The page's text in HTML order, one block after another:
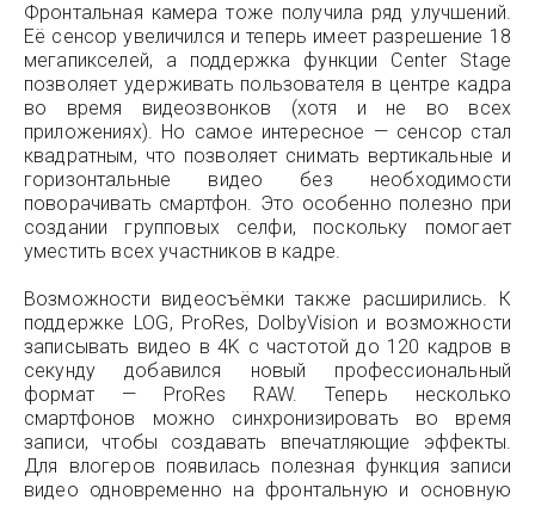
Фронтальная камера тоже получила ряд улучшений.
Её сенсор увеличился и теперь имеет разрешение 18
мегапикселей, а поддержка функции Center Stage
позволяет удерживать пользователя в центре кадра
во время видеозвонков (хотя и не во всех
приложениях). Но самое интересное — сенсор стал
квадратным, что позволяет снимать вертикальные и
горизонтальные видео без необходимости
поворачивать смартфон. Это особенно полезно при
создании групповых селфи, поскольку помогает
уместить всех участников в кадре.
Возможности видеосъёмки также расширились. К
поддержке LOG, ProRes, DolbyVision и возможности
записывать видео в 4K с частотой до 120 кадров в
секунду добавился новый профессиональный
формат — ProRes RAW. Теперь несколько
смартфонов можно синхронизировать во время
записи, чтобы создавать впечатляющие эффекты.
Для влогеров появилась полезная функция записи
видео одновременно на фронтальную и основную